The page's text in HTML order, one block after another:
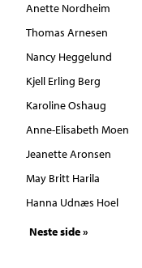
Anette Nordheim
Thomas Arnesen
Nancy Heggelund
Kjell Erling Berg
Karoline Oshaug
Anne-Elisabeth Moen
Jeanette Aronsen
May Britt Harila
Hanna Udnæs Hoel
Neste side »